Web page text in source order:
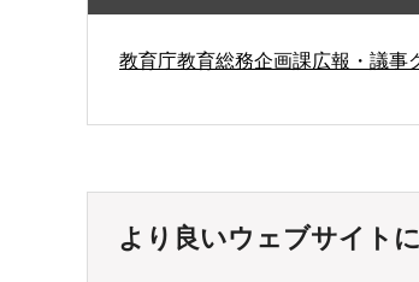
教育庁教育総務企画課広報・議事
より良いウェブサイト